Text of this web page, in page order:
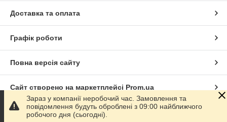
Доставка та оплата
Графік роботи
Повна версія сайту
Сайт створено на маркетплейсі Prom.ua
Політика конфіденційності
Зараз у компанії неробочий час. Замовлення та
повідомлення будуть оброблені з 09:00 найближчого
робочого дня (сьогодні).